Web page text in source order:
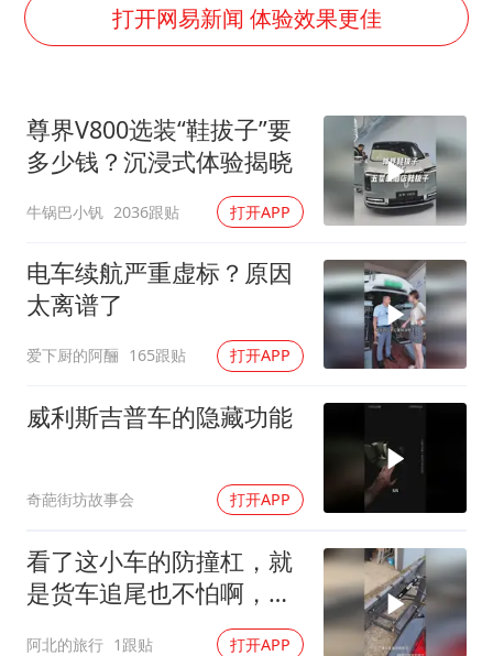
国防部：中国军队坚决反制任何闹海挑衅图谋
夯实基础开新局
打开网易新闻 体验效果更佳
尊界V800选装“鞋拔子”要
多少钱？沉浸式体验揭晓
牛锅巴小钒 2036跟贴 打开APP
电车续航严重虚标？原因
太离谱了
爱下厨的阿酾 165跟贴 打开APP
威利斯吉普车的隐藏功能
奇葩街坊故事会 打开APP
看了这小车的防撞杠，就
是货车追尾也不怕啊，还
能自动升降，太厉害了
阿北的旅行 1跟贴 打开APP